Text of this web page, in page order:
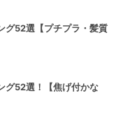
グ52選【プチプラ・髪質
グ52選！【焦げ付かな